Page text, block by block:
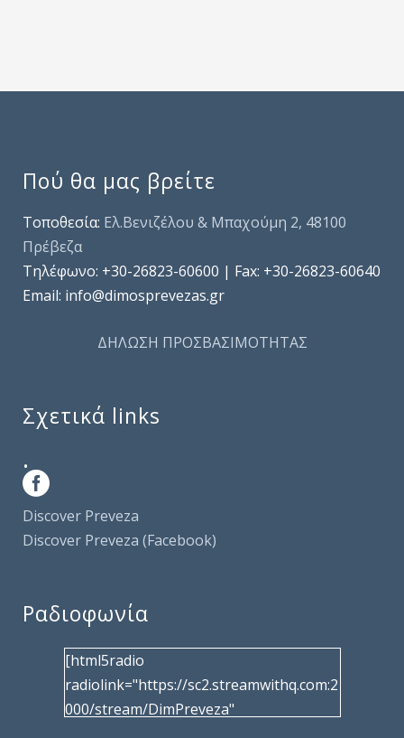
Πού θα μας βρείτε
Τοποθεσία: Ελ.Βενιζέλου & Μπαχούμη 2, 48100
Πρέβεζα
Τηλέφωνo: +30-26823-60600 | Fax: +30-26823-60640
Email: info@dimosprevezas.gr
ΔΗΛΩΣΗ ΠΡΟΣΒΑΣΙΜΟΤΗΤΑΣ
Σχετικά links
.
Discover Preveza
Discover Preveza (Facebook)
Ραδιοφωνία
[html5radio
radiolink="https://sc2.streamwithq.com:2
000/stream/DimPreveza"